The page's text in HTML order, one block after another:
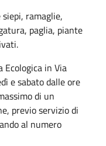
siepi, ramaglie,
paglia, piante
Ecologica in Via
e sabato dalle ore
di un
previo servizio di
al numero